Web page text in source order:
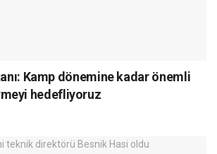
Kamp dönemine kadar önemli
hedefliyoruz